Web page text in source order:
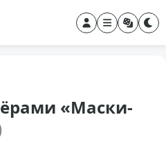
«Маски-